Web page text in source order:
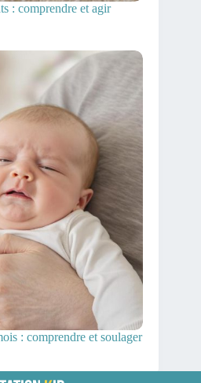
: comprendre et agir
: comprendre et soulager